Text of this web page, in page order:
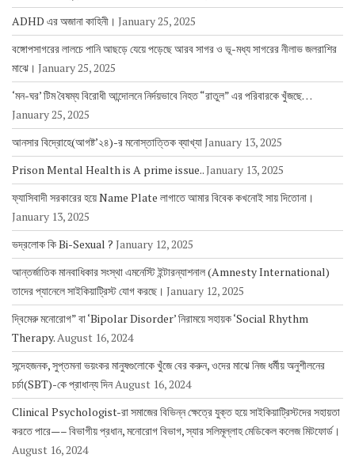
ADHD এর অজানা কাহিনী। January 25, 2025
বঙ্গোপসাগরের লালচে পানি আছড়ে যেয়ে পড়েছে আরব সাগর ও ভূ-মধ্য সাগরের নীলাভ জলরাশির
মাঝে। January 25, 2025
‘মন-ঘর’ টিম বৈষম্য বিরোধী আন্দোলনে নির্দয়ভাবে নিহত “রাতুল” এর পরিবারকে খুঁজছে…
January 25, 2025
আনসার বিদ্রোহে(আগষ্ট’২৪)-র মনোস্তাত্তিক ব্যাখ্যাJanuary 13, 2025
Prison Mental Health is A prime issue..January 13, 2025
ফ্যাসিবাদী সরকারের হয়ে Name Plate লাগাতে আমার বিবেক কখনোই সায় দিতোনা।
January 13, 2025
ভদ্রলোক কি Bi-Sexual ? January 12, 2025
আন্তর্জাতিক মানবাধিকার সংস্থা এমনেস্টি ইন্টারন্যাশনাল (Amnesty International)
তাদের প্যানেলে সাইকিয়াট্রিস্ট যোগ করছে। January 12, 2025
দ্বিমেরু মনোরোগ” বা ‘Bipolar Disorder’ নিরাময়ে সহায়ক ‘Social Rhythm
Therapy.August 16, 2024
সন্দেহজনক, সুপ্তমনা ভয়ংকর মানুষগুলোকে খুঁজে বের করুন, ওদের মাঝে নিজ ধর্মীয় অনুশীলনের
চর্চা(SBT)-কে প্রাধান্য দিনAugust 16, 2024
Clinical Psychologist-রা সমাজের বিভিন্ন ক্ষেত্রে যুক্ত হয়ে সাইকিয়াট্রিস্টদের সহায়তা
করতে পারে—– বিভাগীয় প্রধান, মনোরোগ বিভাগ, স্যার সলিমূল্লাহ মেডিকেল কলেজ মিটফোর্ড।
August 16, 2024